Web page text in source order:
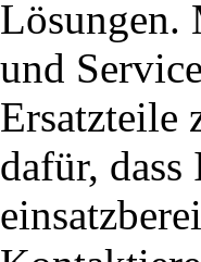
Lösungen.
und
Ersatzteile
dafür,